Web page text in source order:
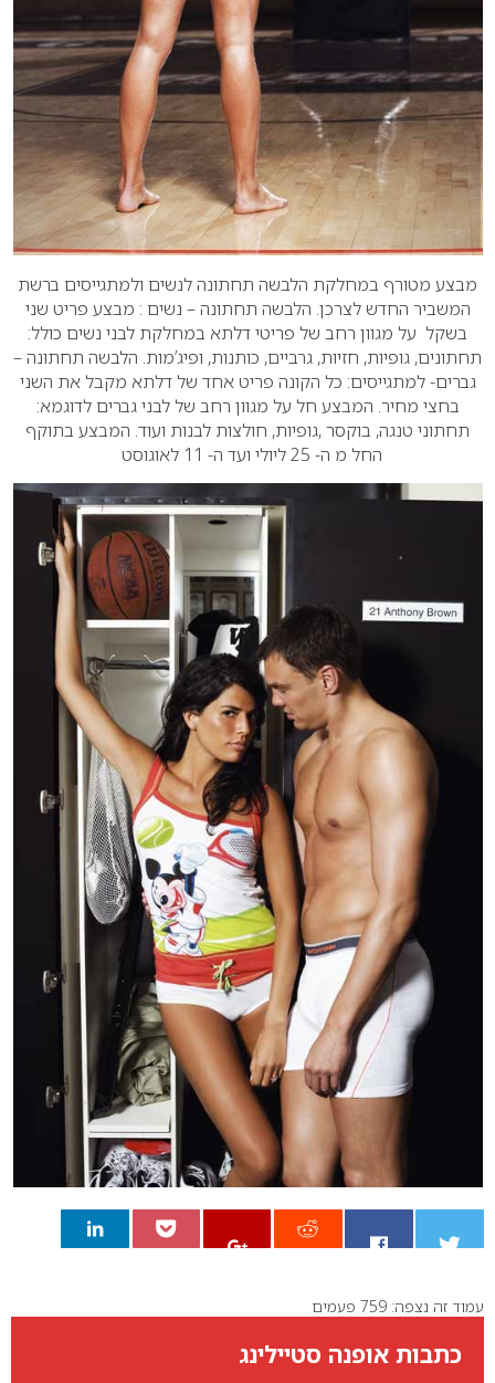
מבצע מטורף במחלקת הלבשה תחתונה לנשים ולמתגייסים ברשת
המשביר החדש לצרכן. הלבשה תחתונה – נשים : מבצע פריט שני
בשקל על מגוון רחב של פריטי דלתא במחלקת לבני נשים כולל:
תחתונים, גופיות, חזיות, גרביים, כותנות, ופיג’מות. הלבשה תחתונה –
גברים- למתגייסים: כל הקונה פריט אחד של דלתא מקבל את השני
בחצי מחיר. המבצע חל על מגוון רחב של לבני גברים לדוגמא:
תחתוני טנגה, בוקסר ,גופיות, חולצות לבנות ועוד. המבצע בתוקף
החל מ ה- 25 ליולי ועד ה- 11 לאוגוסט
0
עמוד זה נצפה: 759 פעמים
כתבות אופנה סטיילינג